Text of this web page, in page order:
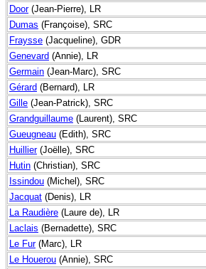
Door(Jean-Pierre), LR
Dumas (Françoise), SRC
Fraysse (Jacqueline), GDR
Genevard (Annie), LR
Germain (Jean-Marc), SRC
Gérard (Bernard), LR
Gille (Jean-Patrick), SRC
Grandguillaume (Laurent), SRC
Gueugneau (Edith), SRC
Huillier(Joëlle), SRC
Hutin (Christian), SRC
Issindou (Michel), SRC
Jacquat (Denis), LR
La Raudière (Laure de), LR
Laclais (Bernadette), SRC
Le Fur(Marc), LR
Le Houerou (Annie), SRC